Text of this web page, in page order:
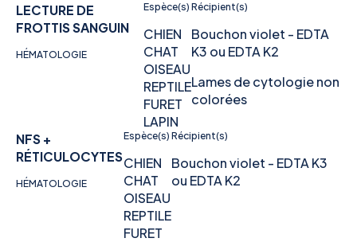
LECTURE DE
FROTTIS SANGUIN
HÉMATOLOGIE
Espèce(s)
CHIEN
CHAT
OISEAU
REPTILE
FURET
LAPIN
Récipient(s)
Bouchon violet - EDTA
K3 ou EDTA K2
Lames de cytologie non
colorées
NFS +
RÉTICULOCYTES
HÉMATOLOGIE
Espèce(s)
CHIEN
CHAT
OISEAU
REPTILE
FURET
Récipient(s)
Bouchon violet - EDTA K3
ou EDTA K2